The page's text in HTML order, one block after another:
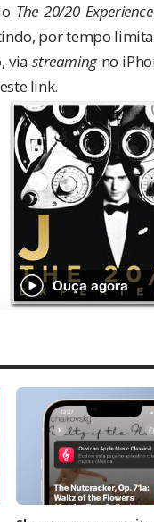
The 20/20 Experience
por tempo
viastreamingno
este link.